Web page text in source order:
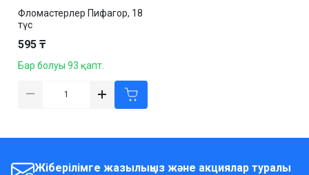
Фломастерлер Пифагор, 18
түс
595 ₸
Бар болуы 93 қапт.
Жіберілімге жазылыңыз және акциялар туралы